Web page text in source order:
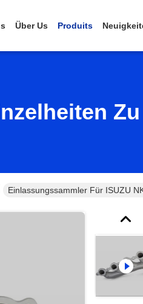
Über Us Produits
Einlassungssammler Für ISUZU